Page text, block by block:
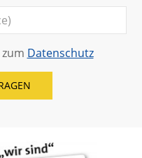
Datenschutz